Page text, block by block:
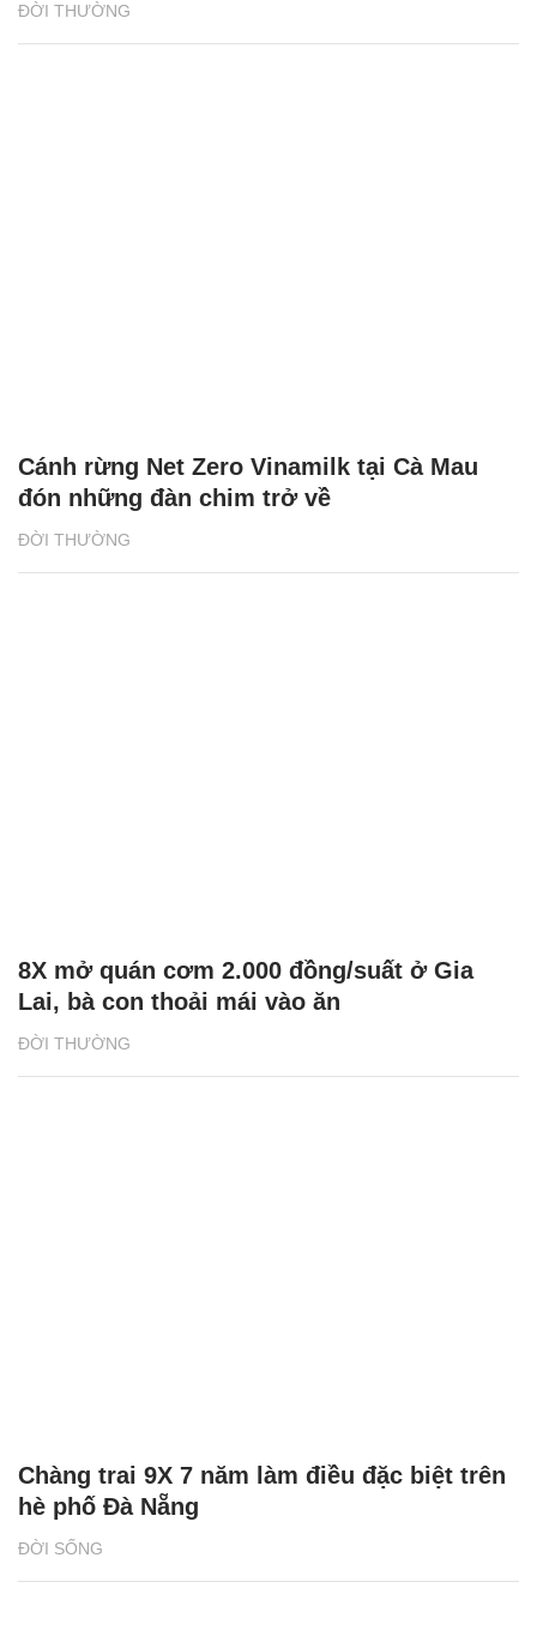
ĐỜI THƯỜNG
ĐỜI THƯỜNG
Cánh rừng Net Zero Vinamilk tại Cà Mau
đón những đàn chim trở về
ĐỜI THƯỜNG
8X mở quán cơm 2.000 đồng/suất ở Gia
Lai, bà con thoải mái vào ăn
ĐỜI SỐNG
Chàng trai 9X 7 năm làm điều đặc biệt trên
hè phố Đà Nẵng